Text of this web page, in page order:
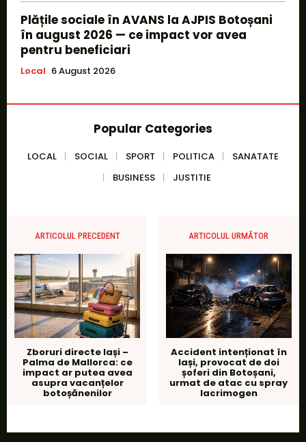
Plățile sociale în AVANS la AJPIS Botoșani
în august 2026 — ce impact vor avea
pentru beneficiari
Local 6 August 2026
Popular Categories
LOCAL SOCIAL SPORT POLITICA
SANATATE
BUSINESS
JUSTITIE
ARTICOLUL PRECEDENT
Zboruri directe Iași –
Palma de Mallorca: ce
impact ar putea avea
asupra vacanțelor
botoșănenilor
ARTICOLUL URMĂTOR
Accident intenționat în
Iași, provocat de doi
șoferi din Botoșani,
urmat de atac cu spray
lacrimogen